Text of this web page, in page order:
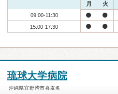
月 火
09:00-11:30
15:00-17:30
琉球大学病院
沖縄県宜野湾市喜友名